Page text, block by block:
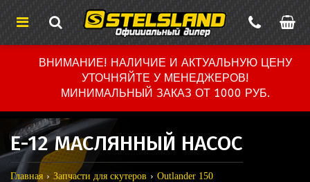
ВНИМАНИЕ! НАЛИЧИЕ И АКТУАЛЬНУЮ ЦЕНУ
УТОЧНЯЙТЕ У МЕНЕДЖЕРОВ!
МИНИМАЛЬНЫЙ ЗАКАЗ ОТ 1000 РУБ.
E-12 МАСЛЯННЫЙ НАСОС
Главная Запчасти для скутеров
Outlander 150